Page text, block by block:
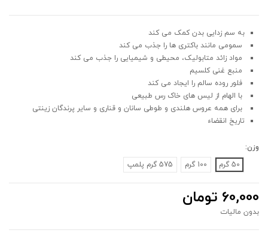
به سم زدایی بدن کمک می کند
سمومی مانند باکتری ها را جذب می کند
مواد زائد متابولیک، محیطی و شیمیایی را جذب می کند
منبع غنی کلسیم
فلور روده سالم را ایجاد می کند
با الهام از لیس های خاک رس طبیعی
برای همه عروس هلندی و طوطی سانان و قناری و سایر پرندگان زینتی
تاریخ انقضاء
وزن:
50 گرم
100 گرم 575 گرم پلمپ
60,000 تومان
بدون مالیات